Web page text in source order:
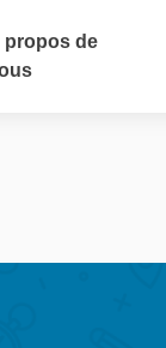
propos de